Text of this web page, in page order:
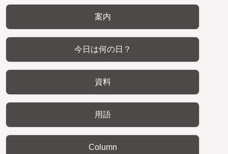
案内
今日は何の日？
資料
用語
Column